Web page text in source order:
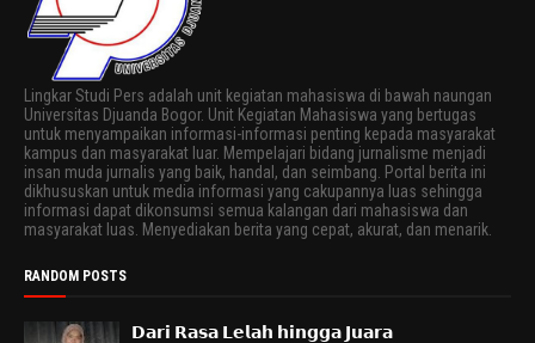
Lingkar Studi Pers adalah unit kegiatan mahasiswa di bawah naungan
Universitas Djuanda Bogor. Unit Kegiatan Mahasiswa yang bertugas
untuk menyampaikan informasi-informasi penting kepada masyarakat
kampus dan masyarakat luar. Mempelajari bidang jurnalisme menjadi
insan muda jurnalis yang baik, handal, dan seimbang. Portal berita ini
dikhususkan untuk media informasi yang cakupannya luas sehingga
informasi dapat dikonsumsi semua kalangan dari mahasiswa dan
masyarakat luas. Menyediakan berita yang cepat, akurat, dan menarik.
RANDOM POSTS
𝗗𝗮𝗿𝗶 𝗥𝗮𝘀𝗮 𝗟𝗲𝗹𝗮𝗵 𝗵𝗶𝗻𝗴𝗴𝗮 𝗝𝘂𝗮𝗿𝗮